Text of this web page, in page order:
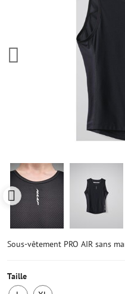
Sous-vêtement PRO AIR sans
Taille